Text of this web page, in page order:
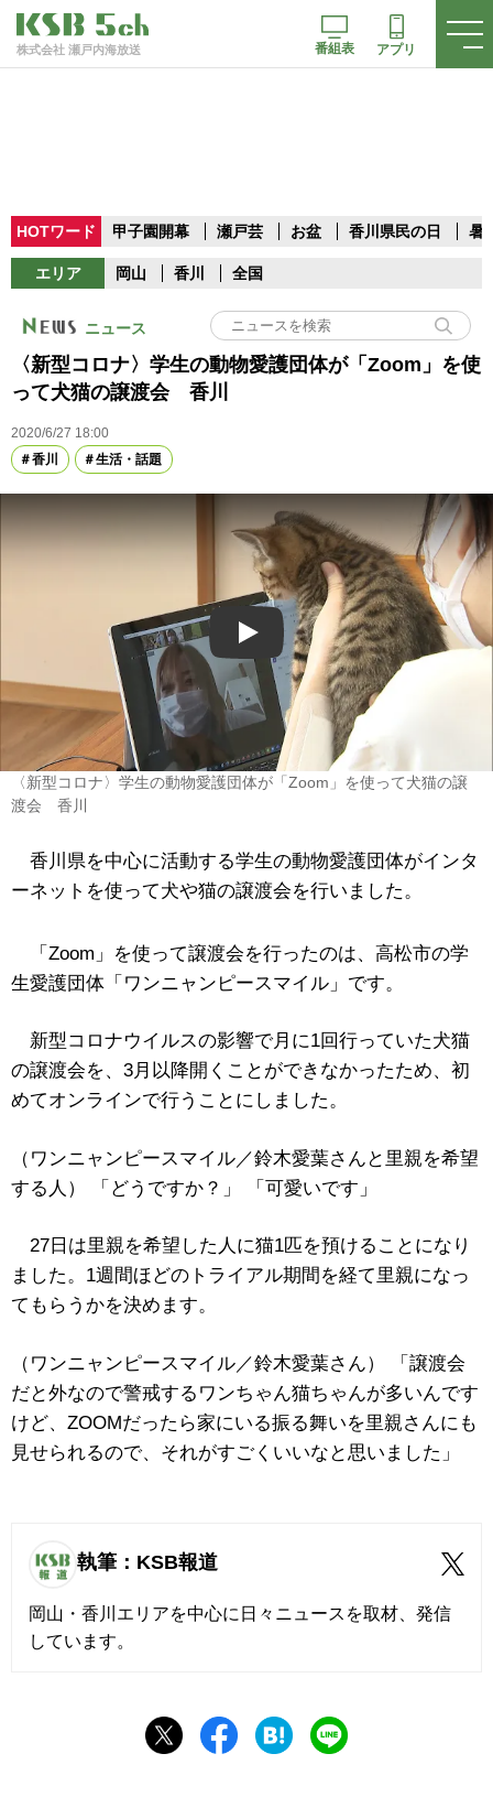
株式会社 瀬戸内海放送 番組表 アプリ
HOTワード 甲子園開幕 瀬戸芸 お盆 香川県民の日 暑
エリア 岡山 香川 全国
ニュース
〈新型コロナ〉学生の動物愛護団体が「Zoom」を使
って犬猫の譲渡会 香川
2020/6/27 18:00
香川
生活・話題
Play
〈新型コロナ〉学生の動物愛護団体が「Zoom」を使って犬猫の譲
渡会 香川
香川県を中心に活動する学生の動物愛護団体がインタ
ーネットを使って犬や猫の譲渡会を行いました。
「Zoom」を使って譲渡会を行ったのは、高松市の学
生愛護団体「ワンニャンピースマイル」です。
新型コロナウイルスの影響で月に1回行っていた犬猫
の譲渡会を、3月以降開くことができなかったため、初
めてオンラインで行うことにしました。
（ワンニャンピースマイル／鈴木愛葉さんと里親を希望
する人） 「どうですか？」 「可愛いです」
27日は里親を希望した人に猫1匹を預けることになり
ました。1週間ほどのトライアル期間を経て里親になっ
てもらうかを決めます。
（ワンニャンピースマイル／鈴木愛葉さん） 「譲渡会
だと外なので警戒するワンちゃん猫ちゃんが多いんです
けど、ZOOMだったら家にいる振る舞いを里親さんにも
見せられるので、それがすごくいいなと思いました」
執筆：KSB報道
岡山・香川エリアを中心に日々ニュースを取材、発信
しています。